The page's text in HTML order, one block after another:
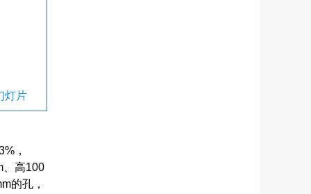
灯片
，
、高100
的孔，